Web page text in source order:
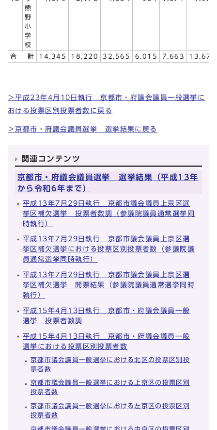
熊
野
小
学
校
合 計 14,345 18,220 32,565 6,015 7,663 13,678
＞平成23年4月10日執行 京都市・府議会議員一般選挙に
おける投票区別投票者数に戻る
＞京都市・府議会議員選挙 選挙結果に戻る
関連コンテンツ
京都市・府議会議員選挙 選挙結果（平成13年
から令和6年まで）
平成13年7月29日執行 京都市議会議員上京区選
挙区補欠選挙 投票者数調（参議院議員通常選挙同
時執行）
平成13年7月29日執行 京都市議会議員上京区選
挙区補欠選挙における投票区別投票者数（参議院議
員通常選挙同時執行）
平成13年7月29日執行 京都市議会議員上京区選
挙区補欠選挙 開票結果（参議院議員通常選挙同時
執行）
平成15年4月13日執行 京都市・府議会議員一般
選挙 投票者数調
平成15年4月13日執行 京都市・府議会議員一般
選挙における投票区別投票者数
京都市議会議員一般選挙における北区の投票区別投
票者数
京都市議会議員一般選挙における上京区の投票区別
投票者数
京都市議会議員一般選挙における左京区の投票区別
投票者数